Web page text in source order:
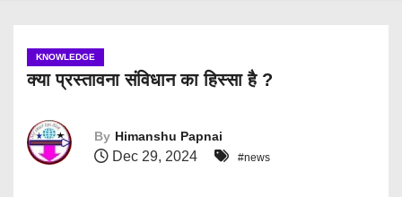
KNOWLEDGE
क्या प्रस्तावना संविधान का हिस्सा है ?
By Himanshu Papnai
Dec 29, 2024 #news